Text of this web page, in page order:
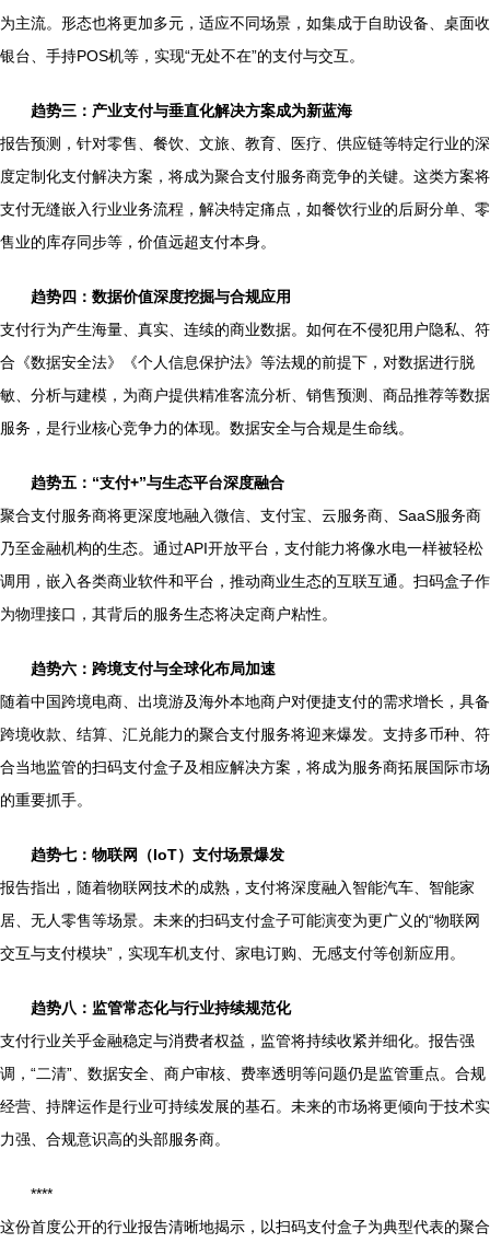
为主流。形态也将更加多元，适应不同场景，如集成于自助设备、桌面收
银台、手持POS机等，实现“无处不在”的支付与交互。
趋势三：产业支付与垂直化解决方案成为新蓝海
报告预测，针对零售、餐饮、文旅、教育、医疗、供应链等特定行业的深
度定制化支付解决方案，将成为聚合支付服务商竞争的关键。这类方案将
支付无缝嵌入行业业务流程，解决特定痛点，如餐饮行业的后厨分单、零
售业的库存同步等，价值远超支付本身。
趋势四：数据价值深度挖掘与合规应用
支付行为产生海量、真实、连续的商业数据。如何在不侵犯用户隐私、符
合《数据安全法》《个人信息保护法》等法规的前提下，对数据进行脱
敏、分析与建模，为商户提供精准客流分析、销售预测、商品推荐等数据
服务，是行业核心竞争力的体现。数据安全与合规是生命线。
趋势五：“支付+”与生态平台深度融合
聚合支付服务商将更深度地融入微信、支付宝、云服务商、SaaS服务商
乃至金融机构的生态。通过API开放平台，支付能力将像水电一样被轻松
调用，嵌入各类商业软件和平台，推动商业生态的互联互通。扫码盒子作
为物理接口，其背后的服务生态将决定商户粘性。
趋势六：跨境支付与全球化布局加速
随着中国跨境电商、出境游及海外本地商户对便捷支付的需求增长，具备
跨境收款、结算、汇兑能力的聚合支付服务将迎来爆发。支持多币种、符
合当地监管的扫码支付盒子及相应解决方案，将成为服务商拓展国际市场
的重要抓手。
趋势七：物联网（IoT）支付场景爆发
报告指出，随着物联网技术的成熟，支付将深度融入智能汽车、智能家
居、无人零售等场景。未来的扫码支付盒子可能演变为更广义的“物联网
交互与支付模块”，实现车机支付、家电订购、无感支付等创新应用。
趋势八：监管常态化与行业持续规范化
支付行业关乎金融稳定与消费者权益，监管将持续收紧并细化。报告强
调，“二清”、数据安全、商户审核、费率透明等问题仍是监管重点。合规
经营、持牌运作是行业可持续发展的基石。未来的市场将更倾向于技术实
力强、合规意识高的头部服务商。
****
这份首度公开的行业报告清晰地揭示，以扫码支付盒子为典型代表的聚合